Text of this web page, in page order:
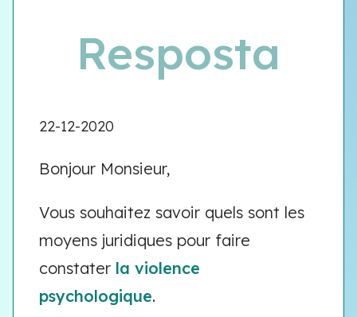
Resposta
22-12-2020
Bonjour Monsieur,
Vous souhaitez savoir quels sont les
moyens juridiques pour faire
constater la violence
psychologique.